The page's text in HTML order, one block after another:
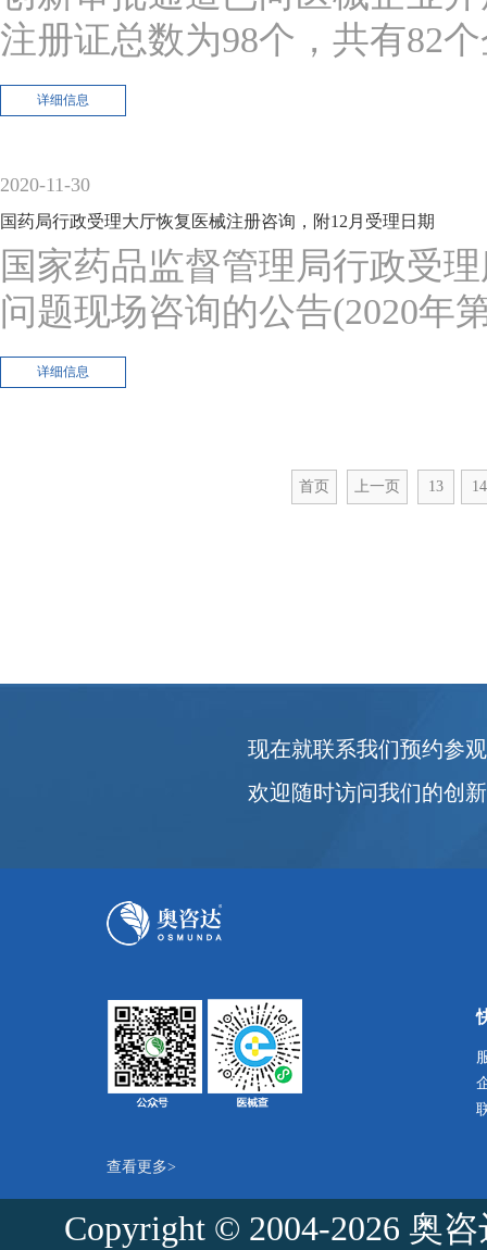
注册证总数为98个，共有82
详细信息
2020-11-30
国药局行政受理大厅恢复医械注册咨询，附12月受理日期
国家药品监督管理局行政受
问题现场咨询的公告(2020年
详细信息
首页 上一页 13 14
现在就联系我们预约参观
欢迎随时访问我们的创
查看更多>
Copyright © 2004-2026 奥